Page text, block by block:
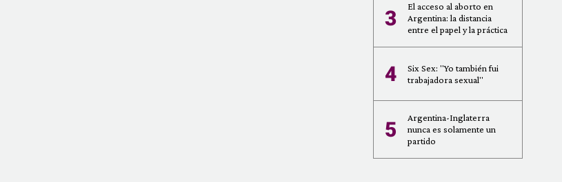
3
El acceso al aborto en
Argentina: la distancia
entre el papel y la práctica
4
Six Sex: "Yo también fui
trabajadora sexual"
5
Argentina-Inglaterra
nunca es solamente un
partido